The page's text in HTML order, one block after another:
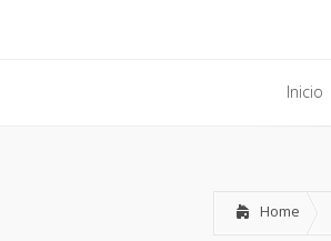
Inicio
Home